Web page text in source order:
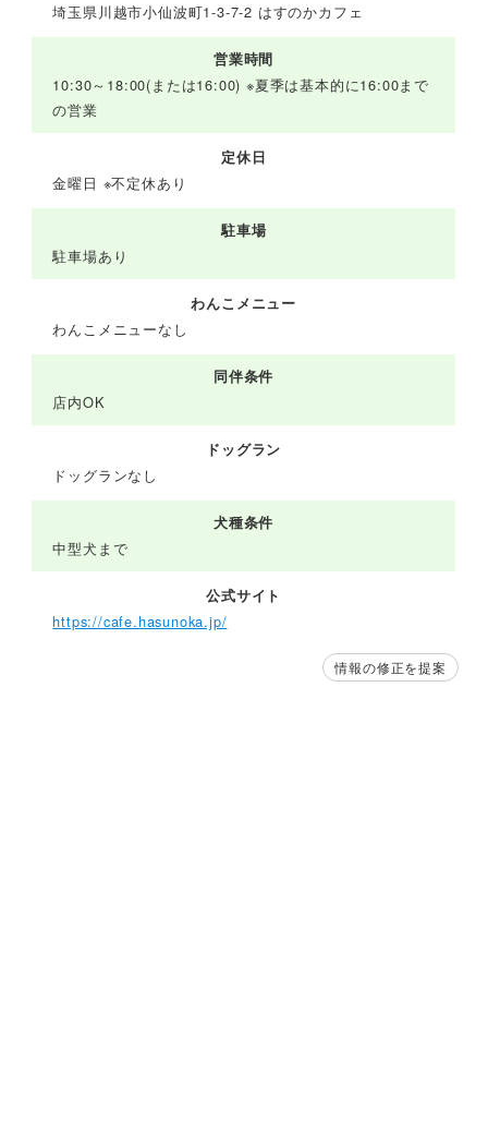
埼玉県川越市小仙波町1-3-7-2 はすのかカフェ
営業時間
10:30～18:00(または16:00) ※夏季は基本的に16:00まで
の営業
定休日
金曜日 ※不定休あり
駐車場
駐車場あり
わんこメニュー
わんこメニューなし
同伴条件
店内OK
ドッグラン
ドッグランなし
犬種条件
中型犬まで
公式サイト
https://cafe.hasunoka.jp/
情報の修正を提案